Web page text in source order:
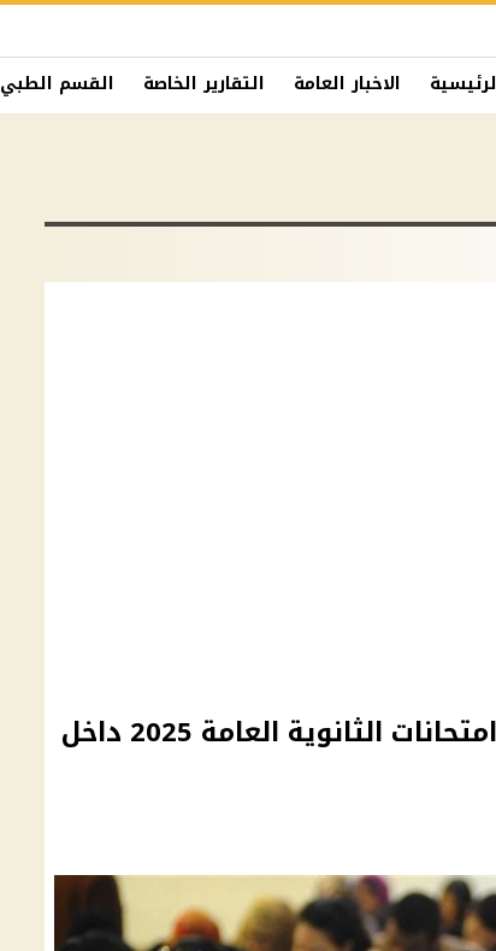
الاخبار العامة التقارير الخاصة القسم الطبي
مصادر توضح حقيقة عقد امتحانات الثانوية العامة 2025 داخل